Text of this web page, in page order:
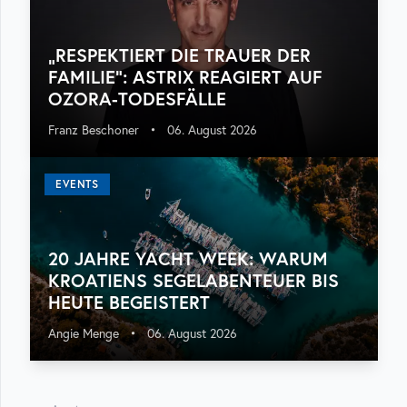
„RESPEKTIERT DIE TRAUER DER
FAMILIE“: ASTRIX REAGIERT AUF
OZORA-TODESFÄLLE
Franz Beschoner • 06. August 2026
EVENTS
20 JAHRE YACHT WEEK: WARUM
KROATIENS SEGELABENTEUER BIS
HEUTE BEGEISTERT
Angie Menge • 06. August 2026